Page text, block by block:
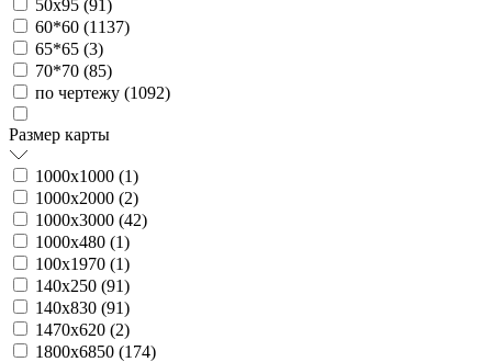
50х95 (91)
60*60 (1137)
65*65 (3)
70*70 (85)
по чертежу (1092)
Размер карты
1000х1000 (1)
1000х2000 (2)
1000х3000 (42)
1000х480 (1)
100х1970 (1)
140х250 (91)
140х830 (91)
1470х620 (2)
1800х6850 (174)